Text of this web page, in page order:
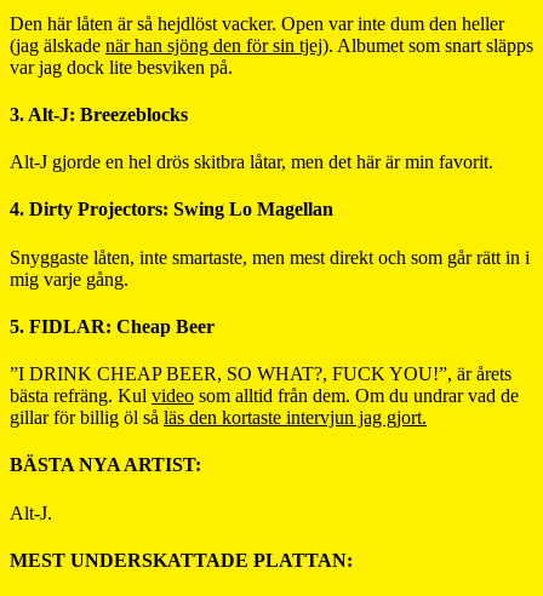
Den här låten är så hejdlöst vacker. Open var inte dum den heller
(jag älskade när han sjöng den för sin tjej). Albumet som snart släpps
var jag dock lite besviken på.
3. Alt-J: Breezeblocks
Alt-J gjorde en hel drös skitbra låtar, men det här är min favorit.
4. Dirty Projectors: Swing Lo Magellan
Snyggaste låten, inte smartaste, men mest direkt och som går rätt in i
mig varje gång.
5. FIDLAR: Cheap Beer
”I DRINK CHEAP BEER, SO WHAT?, FUCK YOU!”, är årets
bästa refräng. Kul video som alltid från dem. Om du undrar vad de
gillar för billig öl så läs den kortaste intervjun jag gjort.
BÄSTA NYA ARTIST:
Alt-J.
MEST UNDERSKATTADE PLATTAN: